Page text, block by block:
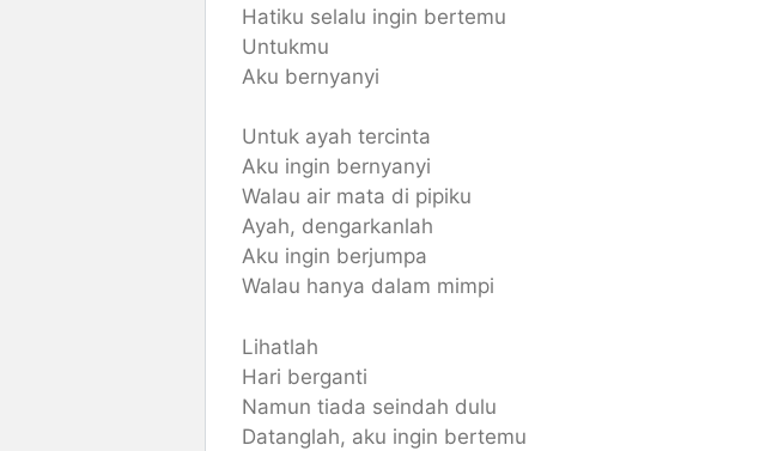
Hatiku selalu ingin bertemu
Untukmu
Aku bernyanyi
Untuk ayah tercinta
Aku ingin bernyanyi
Walau air mata di pipiku
Ayah, dengarkanlah
Aku ingin berjumpa
Walau hanya dalam mimpi
Lihatlah
Hari berganti
Namun tiada seindah dulu
Datanglah, aku ingin bertemu